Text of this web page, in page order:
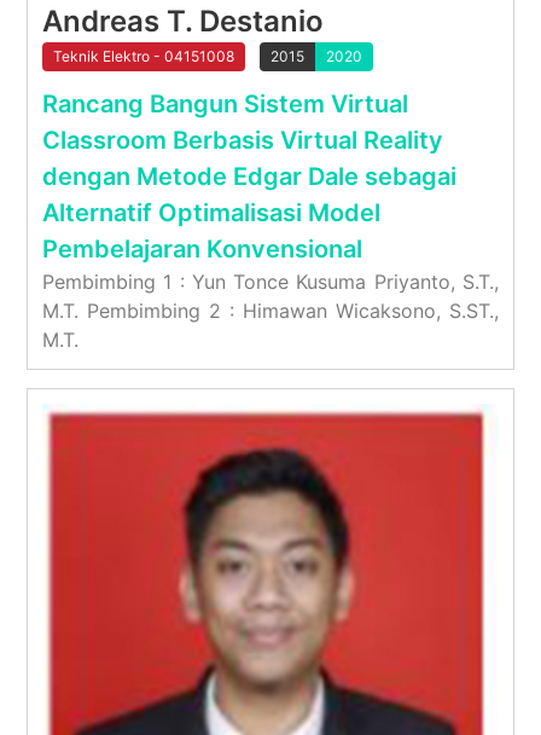
Andreas T. Destanio
Teknik Elektro - 04151008 2015 2020
Rancang Bangun Sistem Virtual
Classroom Berbasis Virtual Reality
dengan Metode Edgar Dale sebagai
Alternatif Optimalisasi Model
Pembelajaran Konvensional
Pembimbing 1 : Yun Tonce Kusuma Priyanto, S.T.,
M.T. Pembimbing 2 : Himawan Wicaksono, S.ST.,
M.T.